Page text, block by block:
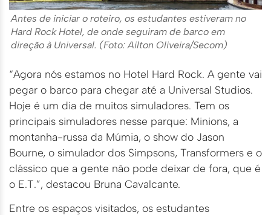
Antes de iniciar o roteiro, os estudantes estiveram no
Hard Rock Hotel, de onde seguiram de barco em
direção à Universal. (Foto: Ailton Oliveira/Secom)
“Agora nós estamos no Hotel Hard Rock. A gente vai
pegar o barco para chegar até a Universal Studios.
Hoje é um dia de muitos simuladores. Tem os
principais simuladores nesse parque: Minions, a
montanha-russa da Múmia, o show do Jason
Bourne, o simulador dos Simpsons, Transformers e o
clássico que a gente não pode deixar de fora, que é
o E.T.”, destacou Bruna Cavalcante.
Entre os espaços visitados, os estudantes